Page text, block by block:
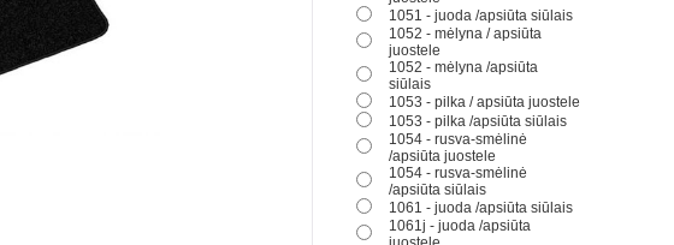
1051 - juoda /apsiūta siūlais
1052 - mėlyna / apsiūta
juostele
1052 - mėlyna /apsiūta
siūlais
1053 - pilka / apsiūta juostele
1053 - pilka /apsiūta siūlais
1054 - rusva-smėlinė
/apsiūta juostele
1054 - rusva-smėlinė
/apsiūta siūlais
1061 - juoda /apsiūta siūlais
1061j - juoda /apsiūta